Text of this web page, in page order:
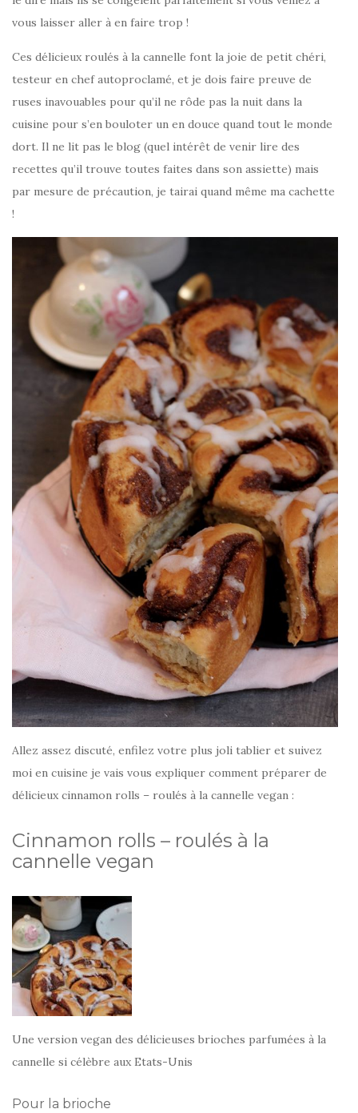
vous laisser aller à en faire trop !
Ces délicieux roulés à la cannelle font la joie de petit chéri,
testeur en chef autoproclamé, et je dois faire preuve de
ruses inavouables pour qu’il ne rôde pas la nuit dans la
cuisine pour s’en bouloter un en douce quand tout le monde
dort. Il ne lit pas le blog (quel intérêt de venir lire des
recettes qu’il trouve toutes faites dans son assiette) mais
par mesure de précaution, je tairai quand même ma cachette
!
Allez assez discuté, enfilez votre plus joli tablier et suivez
moi en cuisine je vais vous expliquer comment préparer de
délicieux cinnamon rolls – roulés à la cannelle vegan :
Cinnamon rolls – roulés à la
cannelle vegan
Une version vegan des délicieuses brioches parfumées à la
cannelle si célèbre aux Etats-Unis
Pour la brioche